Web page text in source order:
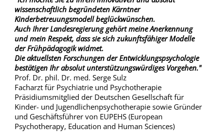
wissenschaftlich begründeten Kärntner
Kinderbetreuungsmodell beglückwünschen.
Auch Ihrer Landesregierung gehört meine Anerkennung
und mein Respekt, dass sie sich zukunftsfähiger Modelle
der Frühpädagogik widmet.
Die aktuellsten Forschungen der Entwicklungspsychologie
bestätigen Ihr absolut unterstützungswürdiges Vorgehen."
Prof. Dr. phil. Dr. med. Serge Sulz
Facharzt für Psychiatrie und Psychotherapie
Präsidiumsmitglied der Deutschen Gesellschaft für
Kinder- und Jugendlichenpsychotherapie sowie Gründer
und Geschäftsführer von EUPEHS (European
Psychotherapy, Education and Human Sciences)